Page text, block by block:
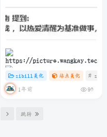
# C # java
简洁而美丽：如何在博客中优
雅展示网易云热评
zibill美化 站点美化 #
1年前 90
跳转